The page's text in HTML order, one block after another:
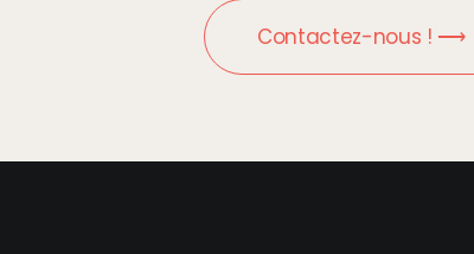
Contactez-nous ! ⟶